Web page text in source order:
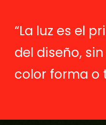
“La luz es el
del diseño,
color forma o